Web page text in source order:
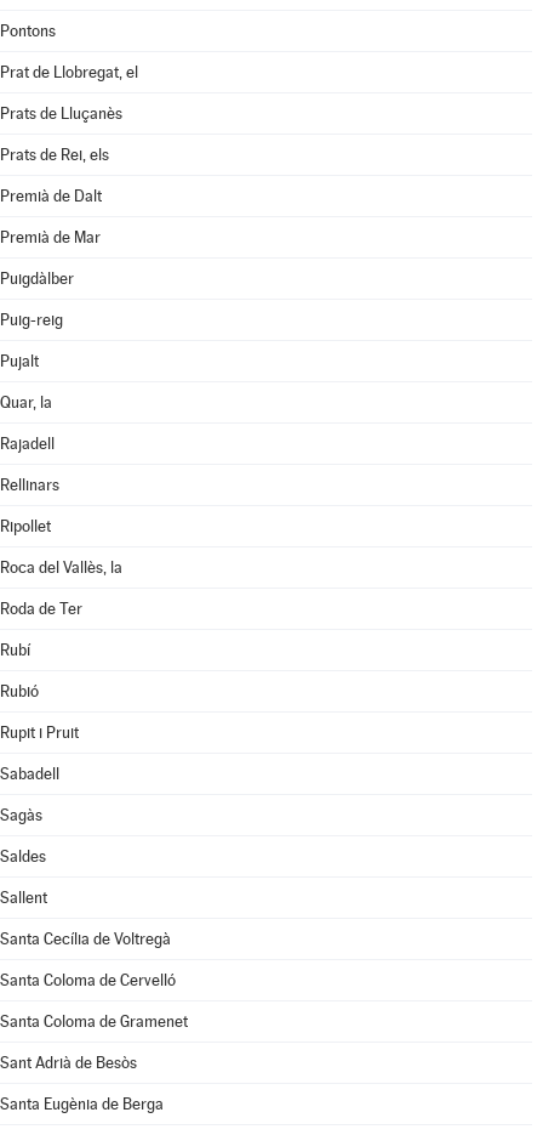
Pontons
Prat de Llobregat, el
Prats de Lluçanès
Prats de Rei, els
Premià de Dalt
Premià de Mar
Puigdàlber
Puig-reig
Pujalt
Quar, la
Rajadell
Rellinars
Ripollet
Roca del Vallès, la
Roda de Ter
Rubí
Rubió
Rupit i Pruit
Sabadell
Sagàs
Saldes
Sallent
Santa Cecília de Voltregà
Santa Coloma de Cervelló
Santa Coloma de Gramenet
Sant Adrià de Besòs
Santa Eugènia de Berga